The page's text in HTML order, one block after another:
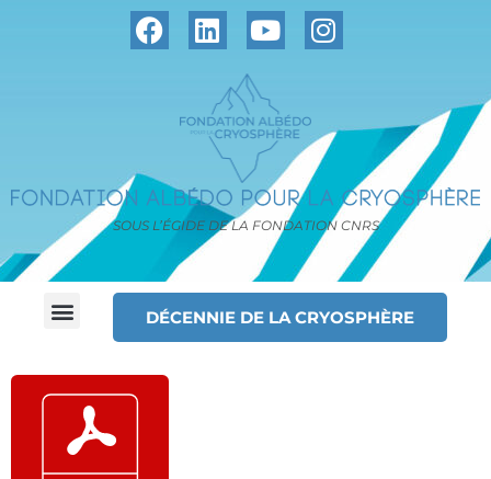
SOUS L’ÉGIDE DE LA FONDATION CNRS
DÉCENNIE DE LA CRYOSPHÈRE